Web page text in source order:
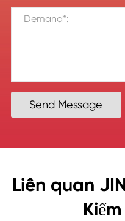
Send Message
Liên quan